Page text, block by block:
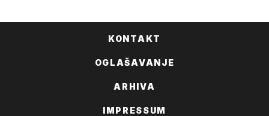
KONTAKT
OGLAŠAVANJE
ARHIVA
IMPRESSUM